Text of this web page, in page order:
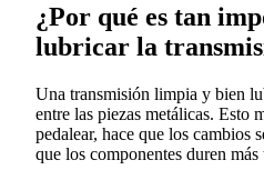
¿Por qué es tan
lubricar la
Una transmisión limpia y bien
entre las piezas metálicas. Esto
pedalear, hace que los cambios
que los componentes duren más